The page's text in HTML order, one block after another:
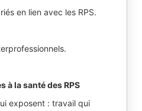
en lien avec les RPS.
à la santé des RPS
exposent : travail qui